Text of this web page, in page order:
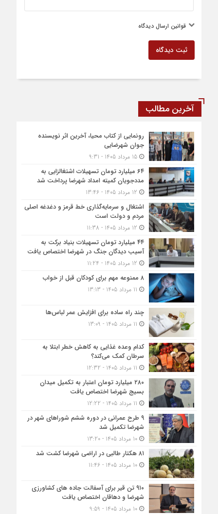
قوانین ارسال دیدگاه
ثبت دیدگاه
آخرین مطالب
رونمایی از کتاب محیا، آخرین اثر نویسنده
جوان شهرضایی
15 مرداد 1405 - 9:31
۶۴ میلیارد تومان تسهیلات اشتغالزایی به
مددجویان کمیته امداد شهرضا پرداخت شد
اشتغال و سرمایه‌گذاری خط قرمز و دغدغه اصلی
مردم و دولت است
۴۴ میلیارد تومان تسهیلات بنیاد برکت به
آسیب دیدگان جنگ در شهرضا اختصاص یافت
۸ ممنوعه مهم برای کودکان قبل از خواب
چند راه ساده برای افزایش عمر لباس‌ها
کدام وعده غذایی به کاهش خطر ابتلا به
سرطان کمک می‌کند؟
۲۸۰ میلیارد تومان اعتبار به تکمیل میدان
بسیج شهرضا اختصاص یافت
۹ طرح عمرانی در دوره ششم شوراهای شهر در
شهرضا تکمیل شد
10 مرداد 1405 - 13:20
۸۱ هکتار طالبی در اراضی شهرضا کشت شد
10 مرداد 1405 - 11:46
۹۱۰ تن قیر برای آسفالت جاده های کشاورزی
شهرضا و دهاقان اختصاص یافت
10 مرداد 1405 - 9:59